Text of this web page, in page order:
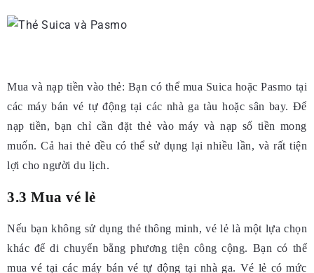
Mua và nạp tiền vào thẻ: Bạn có thể mua Suica hoặc Pasmo tại
các máy bán vé tự động tại các nhà ga tàu hoặc sân bay. Để
nạp tiền, bạn chỉ cần đặt thẻ vào máy và nạp số tiền mong
muốn. Cả hai thẻ đều có thể sử dụng lại nhiều lần, và rất tiện
lợi cho người du lịch.
3.3 Mua vé lẻ
Nếu bạn không sử dụng thẻ thông minh, vé lẻ là một lựa chọn
khác để di chuyển bằng phương tiện công cộng. Bạn có thể
mua vé tại các máy bán vé tự động tại nhà ga. Vé lẻ có mức